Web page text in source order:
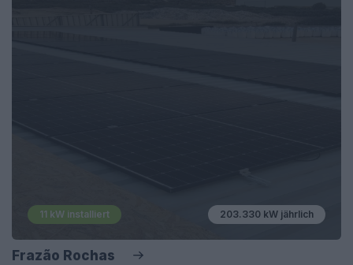
11 kW installiert 203.330 kW jährlich
Frazão Rochas